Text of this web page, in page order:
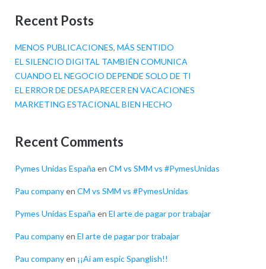
Recent Posts
MENOS PUBLICACIONES, MÁS SENTIDO
EL SILENCIO DIGITAL TAMBIÉN COMUNICA
CUANDO EL NEGOCIO DEPENDE SOLO DE TI
EL ERROR DE DESAPARECER EN VACACIONES
MARKETING ESTACIONAL BIEN HECHO
Recent Comments
Pymes Unidas España en CM vs SMM vs #PymesUnidas
Pau companyen CM vs SMM vs #PymesUnidas
Pymes Unidas España en El arte de pagar por trabajar
Pau companyen El arte de pagar por trabajar
Pau companyen ¡¡Ai am espic Spanglish!!